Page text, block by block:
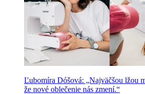
Ľubomíra Dóšová: „Najväčšou lžou
že nové oblečenie nás zmení.“